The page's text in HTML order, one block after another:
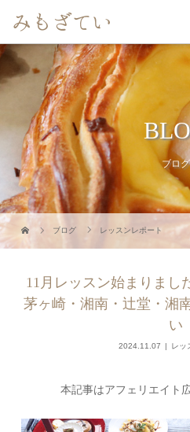
ブログ
ブログ レッスンレポート
11月レッスン始まりま
茅ヶ崎・湘南・辻堂・湘
い
2024.11.07 レッ
本記事はアフェリエイト